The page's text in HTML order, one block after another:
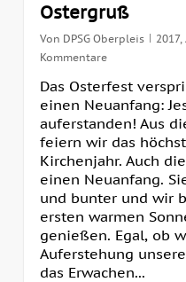
Ostergruß
Von DPSG Oberpleis 2017,
Kommentare
Das Osterfest
einen Neuanfang:
auferstanden! Aus
feiern wir das
Kirchenjahr. Auch
einen Neuanfang.
und bunter und wir
ersten warmen
genießen. Egal, ob
Auferstehung
das Erwachen...